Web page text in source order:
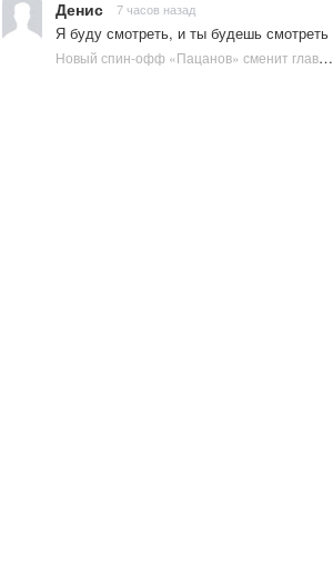
Денис 7 часов назад
Я буду смотреть, и ты будешь смотреть
Новый спин-офф «Пацанов» сменит главного героя | Plugged In Ru